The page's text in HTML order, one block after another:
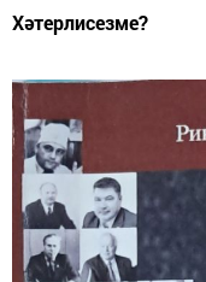
Хәтерлисезме?